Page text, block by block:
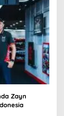
Zayn